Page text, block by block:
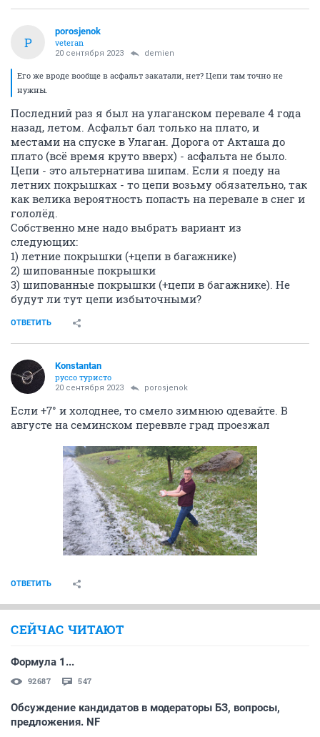
P
porosjenok
veteran
20 сентября 2023 demien
Его же вроде вообще в асфальт закатали, нет? Цепи там точно не
нужны.
Последний раз я был на улаганском перевале 4 года
назад, летом. Асфальт бал только на плато, и
местами на спуске в Улаган. Дорога от Акташа до
плато (всё время круто вверх) - асфальта не было.
Цепи - это альтернатива шипам. Если я поеду на
летних покрышках - то цепи возьму обязательно, так
как велика вероятность попасть на перевале в снег и
гололёд.
Собственно мне надо выбрать вариант из
следующих:
1) летние покрышки (+цепи в багажнике)
2) шипованные покрышки
3) шипованные покрышки (+цепи в багажнике). Не
будут ли тут цепи избыточными?
ОТВЕТИТЬ
Konstantan
руссо туристо
20 сентября 2023 porosjenok
Если +7° и холоднее, то смело зимнюю одевайте. В
августе на семинском переввле град проезжал
ОТВЕТИТЬ
СЕЙЧАС ЧИТАЮТ
Формула 1...
92687 547
Обсуждение кандидатов в модераторы БЗ, вопросы,
предложения. NF